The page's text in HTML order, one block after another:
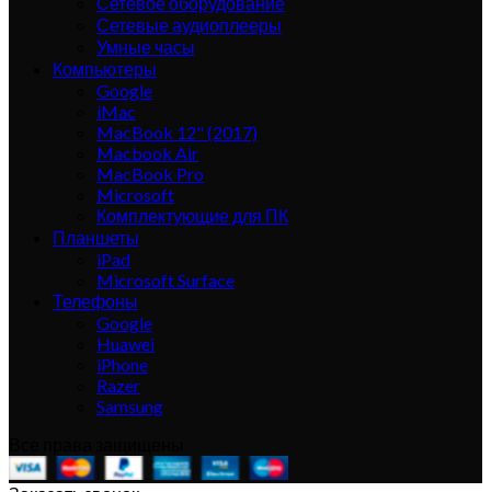
Сетевые аудиоплееры
Умные часы
Компьютеры
Google
iMac
MacBook 12" (2017)
Macbook Air
MacBook Pro
Microsoft
Комплектующие для ПК
Планшеты
iPad
Microsoft Surface
Телефоны
Google
Huawei
iPhone
Razer
Samsung